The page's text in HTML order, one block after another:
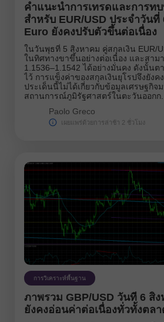
คำแนะนำการเทรดและการท
สำหรับ EUR/USD ประจำวันที่
Euro ยังคงปรับตัวขึ้นต่อเนื่อง
ในวันพุธที่ 5 สิงหาคม คู่สกุลเงิน EUR/
ในทิศทางขาขึ้นอย่างต่อเนื่อง และสาม
1.1536–1.1542 ได้อย่างมั่นคง ดังนั้น
ไว้ การแข็งค่าของสกุลเงินยุโรปจึงยังค
ประเด็นนี้ไม่ได้เกี่ยวกับข้อมูลเศรษฐกิจ
สถานการณ์ภูมิรัฐศาสตร์ในตะวันออกก.
Paolo Greco
เผยแพร่ด้วยการล่าช้า 2 ชั่วโมง
การวิเคราะห์พื้นฐาน
ภาพรวม GBP/USD วันที่ 6 สิ
ยังคงอ่อนค่าต่อเนื่องทั่วทั้งตลา